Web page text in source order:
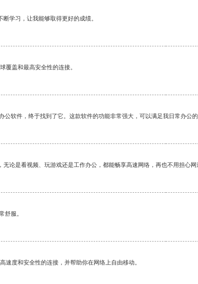
学习，让我能够取得更好的成绩。
覆盖和最高安全性的连接。
公软件，终于找到了它。这款软件的功能非常强大，可以满足我日常办公
论是看视频、玩游戏还是工作办公，都能畅享高速网络，再也不用担心网
舒服。
速度和安全性的连接，并帮助你在网络上自由移动。